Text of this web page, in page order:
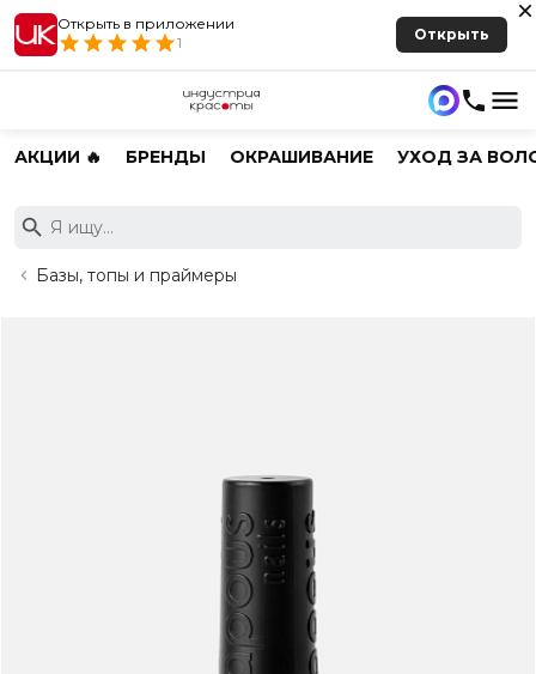
Открыть в приложении
1
Открыть
АКЦИИ 🔥 БРЕНДЫ ОКРАШИВАНИЕ УХОД ЗА
Базы, топы и праймеры